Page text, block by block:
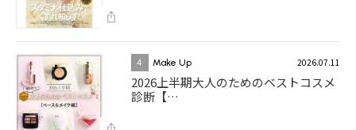
4 Make Up 2026.07.11
2026上半期大人のためのベストコスメ
診断【…